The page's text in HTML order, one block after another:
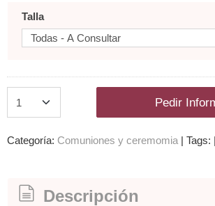
Talla
Pedir
Categoría: Comuniones y ceremomia | Tags: |
Descripción